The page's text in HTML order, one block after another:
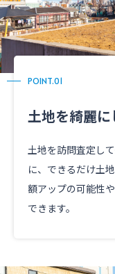
POINT.01
土地を綺麗に
土地を訪問査定し
に、できるだけ土
額アップの可能性
できます。